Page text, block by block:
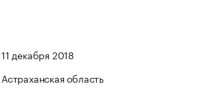
11 декабря 2018
Астраханская область